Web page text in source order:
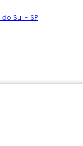
Sul - SP